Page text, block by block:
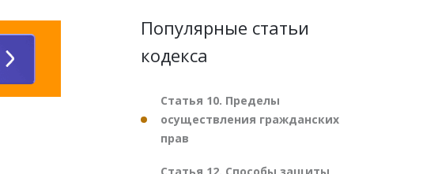
Популярные статьи
кодекса
Статья 10. Пределы
осуществления гражданских
прав